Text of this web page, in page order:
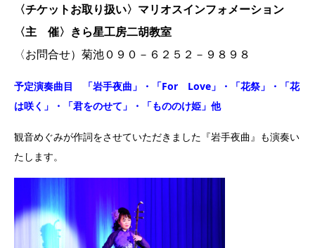
〈チケットお取り扱い〉マリオスインフォメーション
〈主 催〉きら星工房二胡教室
〈お問合せ）菊池０９０－６２５２－９８９８
予定演奏曲目 「岩手夜曲」・「For Love」・「花祭」・「花
は咲く」・「君をのせて」・「もののけ姫」他
観音めぐみが作詞をさせていただきました『岩手夜曲』も演奏い
たします。